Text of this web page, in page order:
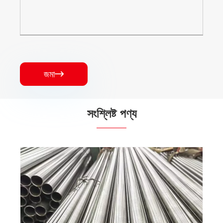
জমা
সংশ্লিষ্ট পণ্য